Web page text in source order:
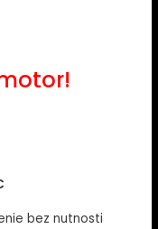
bez nutnosti